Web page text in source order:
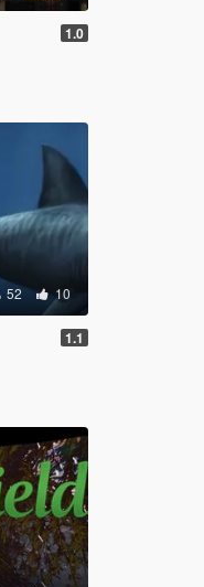
1.0
52 10
1.1